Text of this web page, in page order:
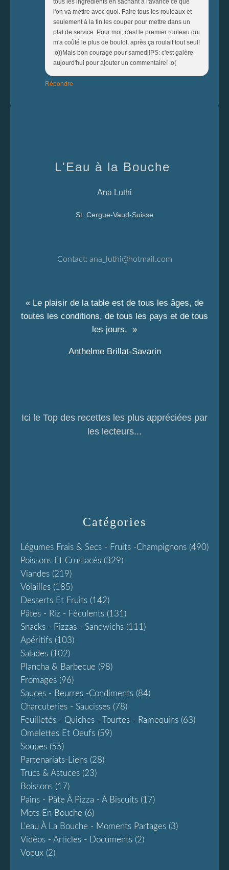
tous les ingrédients en sachant à l'avance ce que
l'on va mettre avec quoi. Faire tous les rouleaux et
seulement à la fin les couper pour mettre dans un
plat de service. Pour moi, c'est le premier rouleau qui
m'a coûté le plus de boulot, après ça roulait tout seul!
:o))Mais bon courage pour samedi!PS: c'est galère
aujourd'hui pour ajouter un commentaire! :o(
Répondre
Catégories
Légumes Frais & Secs - Fruits -champignons (490)
Poissons Et Crustacés (329)
Viandes (219)
Volailles (185)
Desserts Et Fruits (142)
Pâtes - Riz - Féculents (131)
Snacks - Pizzas - Sandwichs (111)
Apéritifs (103)
Salades (102)
Plancha & Barbecue (98)
Fromages (96)
Sauces - Beurres -condiments (84)
Charcuteries - Saucisses (78)
Feuilletés - Quiches - Tourtes - Ramequins (63)
Omelettes Et Oeufs (59)
Soupes (55)
Partenariats-Liens (28)
Trucs & Astuces (23)
Boissons (17)
Pains - Pâte À Pizza - À Biscuits (17)
Mots En Bouche (6)
L'eau À La Bouche - Moments Partages (3)
Vidéos - Articles - Documents (2)
Voeux (2)
L'Eau à la Bouche
Ana Luthi
St. Cergue-Vaud-Suisse
Contact: ana_luthi@hotmail.com
« Le plaisir de la table est de tous les âges, de
toutes les conditions, de tous les pays et de tous
les jours. »
Anthelme Brillat-Savarin
Ici le Top des recettes les plus appréciées par
les lecteurs...